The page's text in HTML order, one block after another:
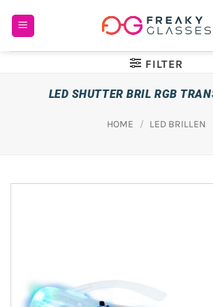
naar
FILTER
LED SHUTTER BRIL RGB
HOME / LED BRILLEN